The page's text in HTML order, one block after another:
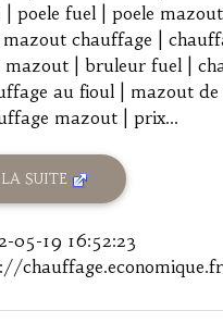
| poele fuel | poele
chauffage |
mazout | bruleur fuel |
au fioul | mazout de
mazout | prix...
SUITE
05-19 16:52:23